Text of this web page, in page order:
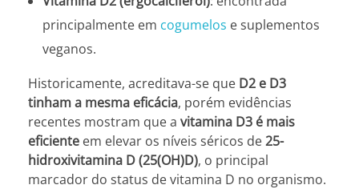
principalmente em cogumelos e suplementos
veganos.
Historicamente, acreditava-se que D2 e D3
tinham a mesma eficácia, porém evidências
recentes mostram que a vitamina D3 é mais
eficiente em elevar os níveis séricos de25-
hidroxivitamina D (25(OH)D), o principal
marcador do status de vitamina D no organismo.